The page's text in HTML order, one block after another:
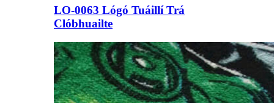
LO-0063 Lógó Tuáillí Trá
Clóbhuailte